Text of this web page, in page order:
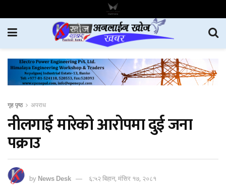
गृह पृष्ठ अपराध
नीलगाई मारेको आरोपमा दुई जना
पक्राउ
byNews Desk ६:५२ बिहान, मंसिर १७, २०८१